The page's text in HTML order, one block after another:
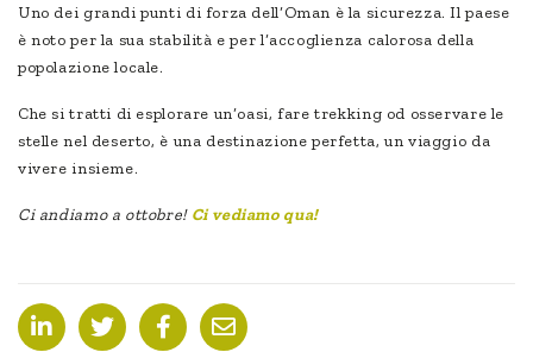
Uno dei grandi punti di forza dell’Oman è la sicurezza. Il paese
è noto per la sua stabilità e per l’accoglienza calorosa della
popolazione locale.
Che si tratti di esplorare un’oasi, fare trekking od osservare le
stelle nel deserto, è una destinazione perfetta, un viaggio da
vivere insieme.
Ci andiamo a ottobre! Ci vediamo qua!